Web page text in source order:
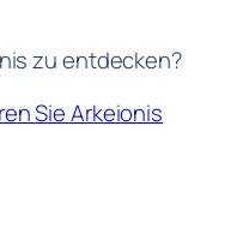
zu entdecken?
Sie Arkeionis